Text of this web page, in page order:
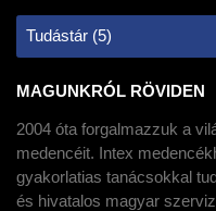
Tudástár (5)
MAGUNKRÓL RÖVIDEN
2004 óta forgalmazzuk a
medencéit. Intex
gyakorlatias tanácsokkal
és hivatalos magyar